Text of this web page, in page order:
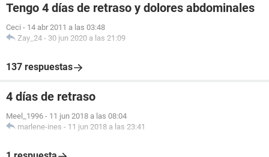
Tengo 4 días de retraso y dolores abdominales
Ceci - 14 abr 2011 a las 03:48
Zay_24 - 30 jun 2020 a las 21:09
137 respuestas
4 días de retraso
Meel_1996 - 11 jun 2018 a las 08:04
marlene-ines - 11 jun 2018 a las 23:41